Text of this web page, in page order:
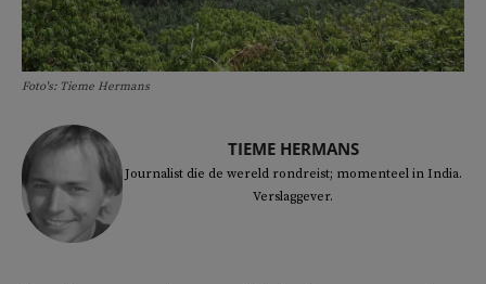
Foto's: Tieme Hermans
TIEME HERMANS
Journalist die de wereld rondreist; momenteel in India.
Verslaggever.